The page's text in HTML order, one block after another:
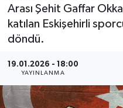
Arası Şehit Gaffar
katılan Eskişehirli
döndü.
19.01.2026 - 18:00
YAYINLANMA
Eskişehir
Eskişehirspor
Genel
Gündem
Haber Arşivi